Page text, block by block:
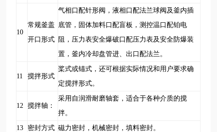
10
常规釜盖
开口形式
气相口配针形阀，液相口配法兰球阀及釜内插
底管，固体加料口配盲板，测控温口配铂电
阻，压力表安全爆破口配压力表及安全防爆装
置，釜内冷却盘管进、出口配法兰。
11 搅拌形式
桨式或锚式，还可根据实际情况和用户要求确
定搅拌形式。
12 搅拌轴：
采用自润滑耐磨轴套，适合于各种介质的搅
拌。
13 密封方式 磁力密封，机械密封，填料密封。